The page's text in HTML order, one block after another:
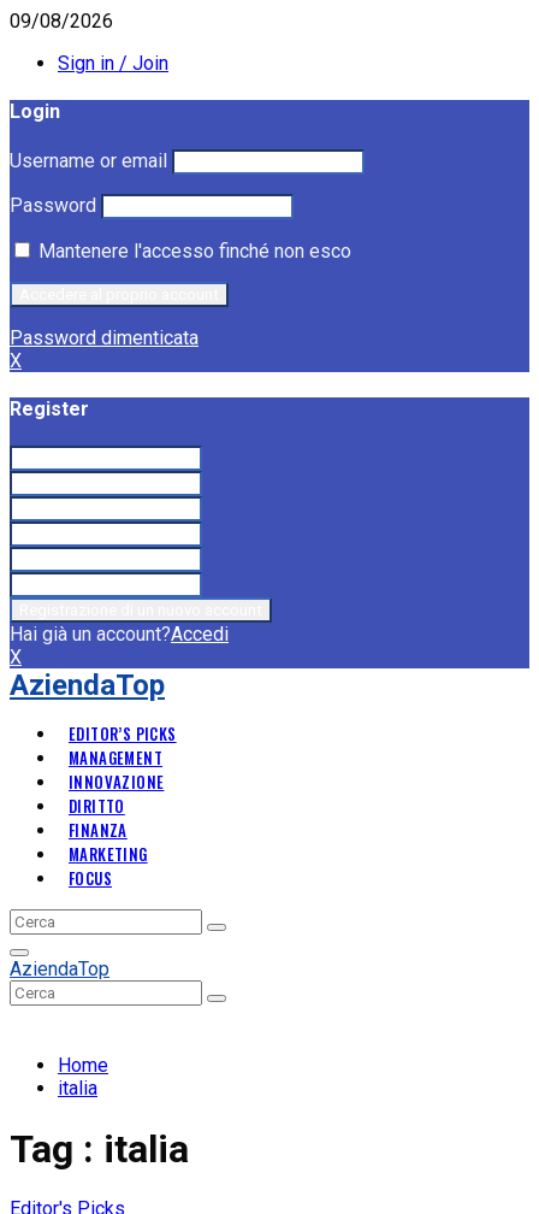
09/08/2026
Sign in / Join
Login
Username or email
Password
Mantenere l'accesso finché non esco
Password dimenticata
X
Register
Hai già un account?Accedi
X
AziendaTop
EDITOR’S PICKS
MANAGEMENT
INNOVAZIONE
DIRITTO
FINANZA
MARKETING
FOCUS
Search
for:
Search
Primary
Menu
AziendaTop
Search
for:
Search
Home
italia
Tag : italia
Editor's Picks